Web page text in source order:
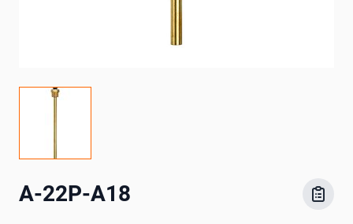
A-22P-A18